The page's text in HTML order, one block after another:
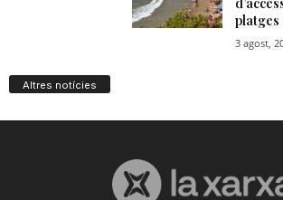
Altres notícies